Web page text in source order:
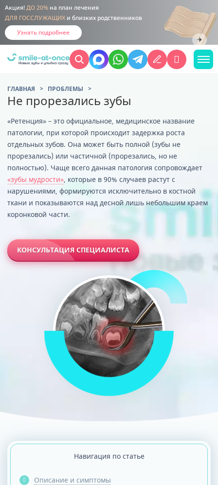
Акция! ДО 20% на план лечения
ДЛЯ ГОССЛУЖАЩИХ и близких родственников
Узнать подробнее
ГЛАВНАЯ ПРОБЛЕМЫ
Не прорезались зубы
«Ретенция» – это официальное, медицинское название
патологии, при которой происходит задержка роста
отдельных зубов. Она может быть полной (зубы не
прорезались) или частичной (прорезались, но не
полностью). Чаще всего данная патология сопровождает
«зубы мудрости», которые в 90% случаев растут с
нарушениями, формируются исключительно в костной
ткани и показываются над десной лишь небольшим краем
коронковой части.
КОНСУЛЬТАЦИЯ СПЕЦИАЛИСТА
Навигация по статье
Описание и симптомы